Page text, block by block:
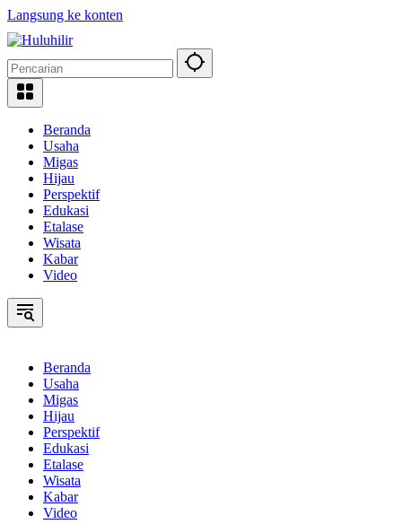
Langsung ke konten
Beranda
Usaha
Migas
Hijau
Perspektif
Edukasi
Etalase
Wisata
Kabar
Video
Beranda
Usaha
Migas
Hijau
Perspektif
Edukasi
Etalase
Wisata
Kabar
Video